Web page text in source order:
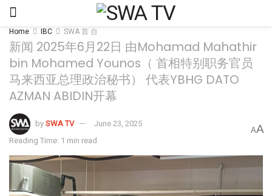
Home IBC SWA 首 台
新闻 2025年6月22日 由Mohamad Mahathir
bin Mohamed Younos（ 首相特别职务官员
马来西亚总理政治秘书） 代表YBHG DATO
AZMAN ABIDIN开幕
bySWA TV
June 23, 2025
Reading Time: 1 min read
AA